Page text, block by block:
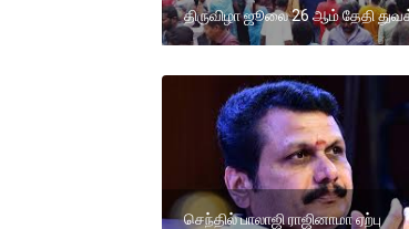
திருவிழா ஜூலை 26 ஆம் தேதி
செந்தில் பாலாஜி ராஜினாமா ஏற்பு